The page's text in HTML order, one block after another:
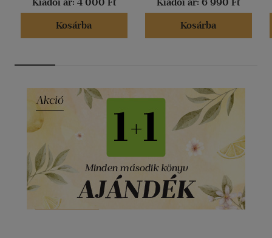
Kiadói ár: 4 000 Ft
Kosárba
Kiadói ár: 6 990 Ft
Kosárba